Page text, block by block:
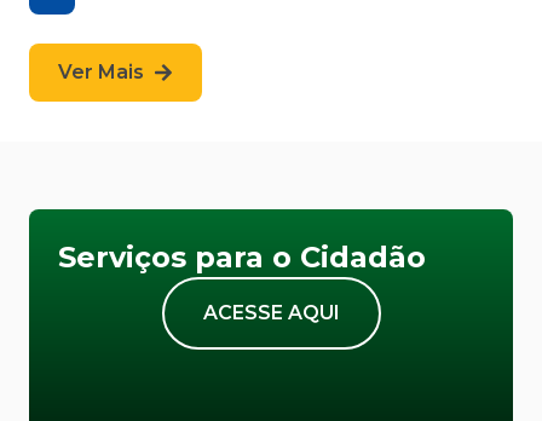
Ver Mais
Serviços para o Cidadão
ACESSE AQUI